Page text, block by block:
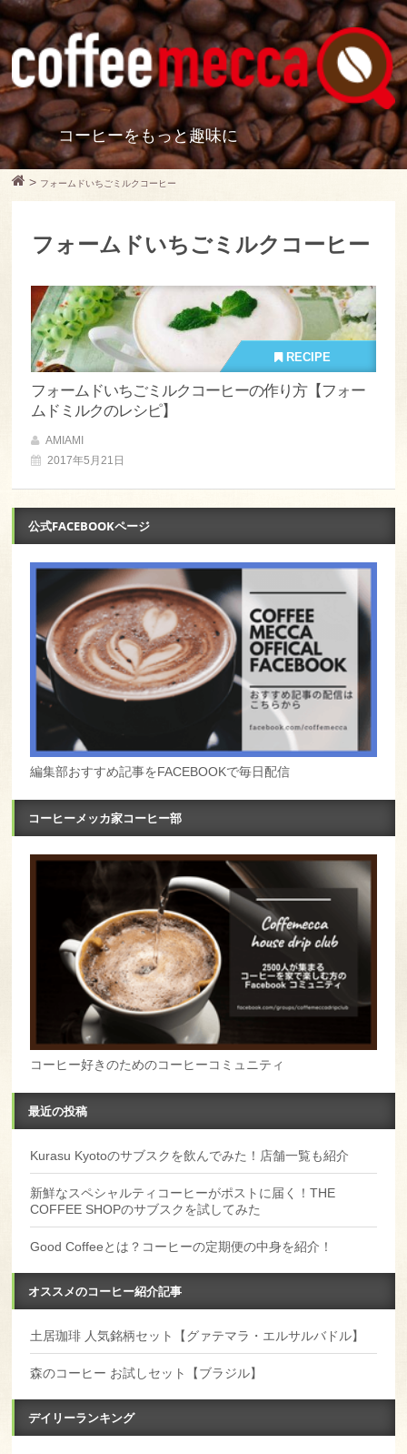
コーヒーをもっと趣味に
> フォームドいちごミルクコーヒー
フォームドいちごミルクコーヒー
RECIPE
フォームドいちごミルクコーヒーの作り方【フォー
ムドミルクのレシピ】
AMIAMI
2017年5月21日
公式FACEBOOKページ
編集部おすすめ記事をFACEBOOKで毎日配信
コーヒーメッカ家コーヒー部
コーヒー好きのためのコーヒーコミュニティ
最近の投稿
Kurasu Kyotoのサブスクを飲んでみた！店舗一覧も紹介
新鮮なスペシャルティコーヒーがポストに届く！THE
COFFEE SHOPのサブスクを試してみた
Good Coffeeとは？コーヒーの定期便の中身を紹介！
オススメのコーヒー紹介記事
土居珈琲 人気銘柄セット【グァテマラ・エルサルバドル】
森のコーヒー お試しセット【ブラジル】
デイリーランキング